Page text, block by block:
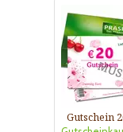
Gutschein